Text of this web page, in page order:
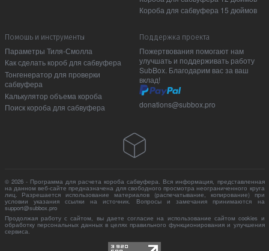
Короба для сабвуфера 15 дюймов
Помошь и инструменты
Параметры Тиля-Смолла
Как сделать короб для сабвуфера
Тонгенератор для проверки
сабвуфера
Калькулятор объема короба
Поиск короба для сабвуфера
Поддержка проекта
Пожертвования помогают нам
улучшать и поддерживать работу
SubBox. Благодарим вас за ваш
вклад!
donations@subbox.pro
© 2026 - Программа для расчета короба сабвуфера. Вся информация, представленная
на данном веб-сайте предназначена для свободного просмотра неограниченного круга
лиц. Разрешается использование материалов (распечатывание, копирование) при
условии указания ссылки на источник. Вопросы и замечания принимаются на
support@subbox.pro
Продолжая работу с сайтом, вы даете согласие на использование сайтом cookies и
обработку персональных данных в целях правильного функционирования и улучшения
сервиса.